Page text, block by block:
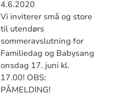
4.6.2020
Vi inviterer små og store
til utendørs
sommeravslutning for
Familiedag og Babysang
onsdag 17. juni kl.
17.00! OBS:
PÅMELDING!